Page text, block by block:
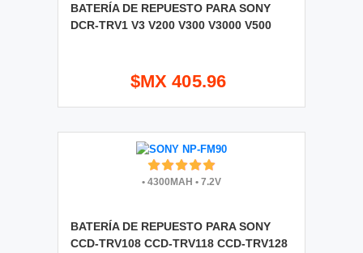
BATERÍA DE REPUESTO PARA SONY
DCR-TRV1 V3 V200 V300 V3000 V500
$MX 405.96
• 4300MAH • 7.2V
BATERÍA DE REPUESTO PARA SONY
CCD-TRV108 CCD-TRV118 CCD-TRV128